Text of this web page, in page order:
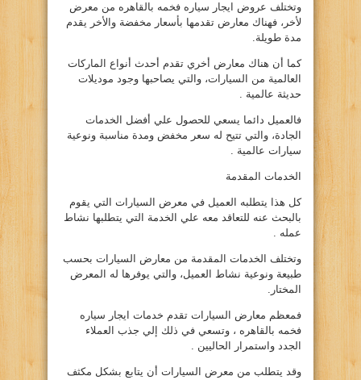
وتختلف عروض ايجار سياره فخمه بالقاهره من معرض
لأخر، فهناك معارض تقدمها بأسعار مخفضة والأخر يقدم
مدة طويلة.
كما أن هناك معارض أخري تقدم أحدث أنواع الماركات
العالمية من السيارات، والتي يصاحبها وجود موديلات
حديثة عالمية .
فالعميل دائما يسعي للحصول علي أفضل الخدمات
الجادة، والتي تتيح له سعر مخفض ومدة مناسبة ونوعية
سيارات عالمية .
الخدمات المقدمة
كل هذا يتطلبه العميل في معرض السيارات التي يقوم
بالبحث عنه للتعاقد معه علي الخدمة التي يتطلبها نشاط
عمله .
وتختلف الخدمات المقدمة من معارض السيارات بحسب
طبيعة ونوعية نشاط العميل، والتي يوفرها له المعرض
المختار.
فمعظم معارض السيارات تقدم خدمات ايجار سياره
فخمه بالقاهره ، وتسعي في ذلك إلي جذب العملاء
الجدد واستمرار الحاليين .
وقد يتطلب من معرض السيارات أن يتابع بشكل مكثف